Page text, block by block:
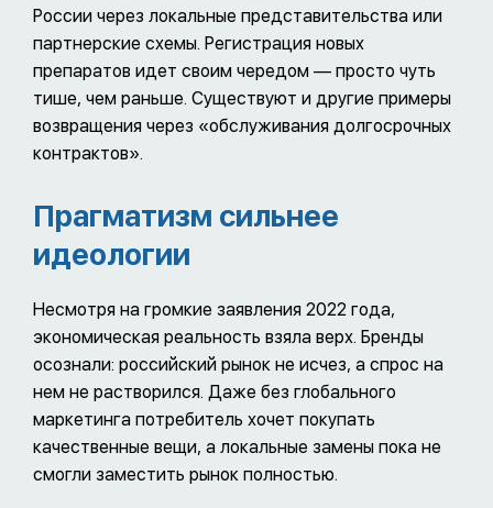
России через локальные представительства или
партнерские схемы. Регистрация новых
препаратов идет своим чередом — просто чуть
тише, чем раньше. Существуют и другие примеры
возвращения через «обслуживания долгосрочных
контрактов».
Прагматизм сильнее
идеологии
Несмотря на громкие заявления 2022 года,
экономическая реальность взяла верх. Бренды
осознали: российский рынок не исчез, а спрос на
нем не растворился. Даже без глобального
маркетинга потребитель хочет покупать
качественные вещи, а локальные замены пока не
смогли заместить рынок полностью.